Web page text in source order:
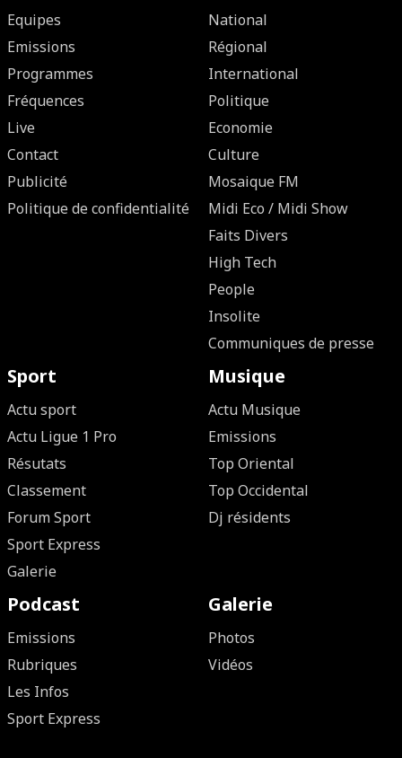
Equipes
Emissions
Programmes
Fréquences
Live
Contact
Publicité
Politique de confidentialité
National
Régional
International
Politique
Economie
Culture
Mosaique FM
Midi Eco / Midi Show
Faits Divers
High Tech
People
Insolite
Communiques de presse
Sport
Actu sport
Actu Ligue 1 Pro
Résutats
Classement
Forum Sport
Sport Express
Galerie
Musique
Actu Musique
Emissions
Top Oriental
Top Occidental
Dj résidents
Podcast
Emissions
Rubriques
Les Infos
Sport Express
Galerie
Photos
Vidéos